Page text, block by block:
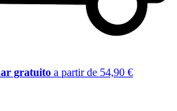
gratuito a partir de 54,90 €